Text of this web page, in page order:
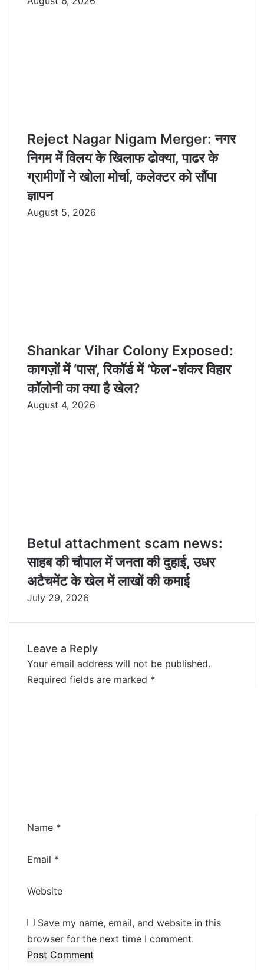
Reject Nagar Nigam Merger: नगर
निगम में विलय के खिलाफ ढोक्या, पाढर के
ग्रामीणों ने खोला मोर्चा, कलेक्टर को सौंपा
ज्ञापन
August 5, 2026
Shankar Vihar Colony Exposed:
कागज़ों में ‘पास’, रिकॉर्ड में ‘फेल’-शंकर विहार
कॉलोनी का क्या है खेल?
August 4, 2026
Betul attachment scam news:
साहब की चौपाल में जनता की दुहाई, उधर
अटैचमेंट के खेल में लाखों की कमाई
July 29, 2026
Leave a Reply
Your email address will not be published.
Required fields are marked *
Name *
Email *
Website
Save my name, email, and website in this
browser for the next time I comment.